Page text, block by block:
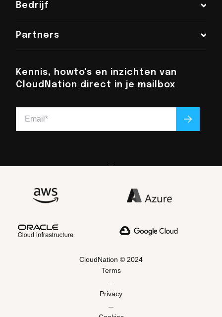
info@cloudnation.nl
Bedrijf
Partners
Kennis, howto's en inzichten van
CloudNation direct in je mailbox
CloudNation © 2024
Terms
Privacy